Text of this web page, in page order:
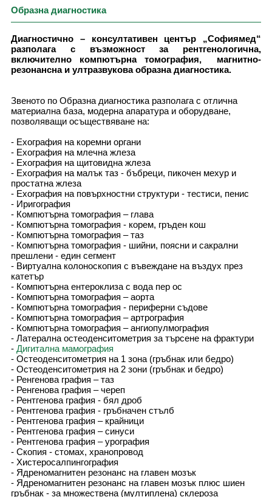
Образна диагностика
Диагностично – консултативен център „Софиямед“
разполага с възможност за рентгенологична,
включително компютърна томография, магнитно-
резонансна и ултразвукова образна диагностика.
Звеното по Образна диагностика разполага с отлична
материална база, модерна апаратура и оборудване,
позволяващи осъществяване на:
- Ехография на коремни органи
- Ехография на млечна жлеза
- Ехография на щитовидна жлеза
- Ехография на малък таз - бъбреци, пикочен мехур и
простатна жлеза
- Ехография на повърхностни структури - тестиси, пенис
- Иригография
- Компютърна томография – глава
- Компютърна томография - корем, гръден кош
- Компютърна томография – таз
- Компютърна томография - шийни, поясни и сакрални
прешлени - един сегмент
- Виртуална колоноскопия с въвеждане на въздух през
катетър
- Компютърна ентероклиза с вода пер ос
- Компютърна томография – аорта
- Компютърна томография - периферни съдове
- Компютърна томография – артрография
- Компютърна томография – ангиопулмография
- Латерална остеоденситометрия за търсене на фрактури
- Дигитална мамография
- Остеоденситометрия на 1 зона (гръбнак или бедро)
- Остеоденситометрия на 2 зони (гръбнак и бедро)
- Ренгенова графия – таз
- Ренгенова графия – череп
- Рентгенова графия - бял дроб
- Рентгенова графия - гръбначен стълб
- Рентгенова графия – крайници
- Рентгенова графия – синуси
- Рентгенова графия – урография
- Скопия - стомах, хранопровод
- Хистеросалпингография
- Ядреномагнитен резонанс на главен мозък
- Ядреномагнитен резонанс на главен мозък плюс шиен
гръбнак - за множествена (мултиплена) склероза